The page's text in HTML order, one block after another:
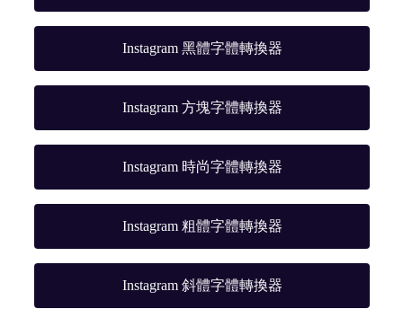
Instagram 黑體字體轉換器
Instagram 方塊字體轉換器
Instagram 時尚字體轉換器
Instagram 粗體字體轉換器
Instagram 斜體字體轉換器